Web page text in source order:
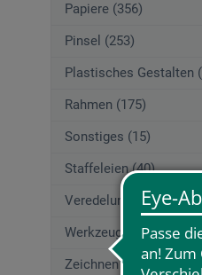
Papiere (356)
Pinsel (253)
Plastisches Gestalten
Rahmen (175)
Sonstiges (15)
Staffeleien (40)
Veredelungstechniken
Werkzeuge (167)
Zeichnen (580)